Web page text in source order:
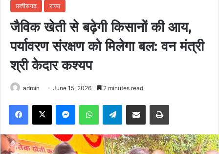
छत्तीसगढ़ राज्य
जैविक खेती से बढ़ेगी किसानों की आय,
पर्यावरण संरक्षण को मिलेगा बल: वन मंत्री
श्री केदार कश्यप
admin June 15, 2026 2 minutes read
Facebook
X MessengerWhatsAppTelegramShare via Email Print